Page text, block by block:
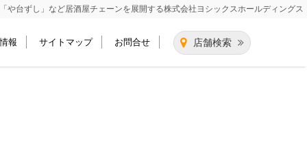
「や台ずし」など居酒屋チェーンを展開する株式会社ヨシックスホールディングス
店舗検索
報 サイトマップ お問合せ